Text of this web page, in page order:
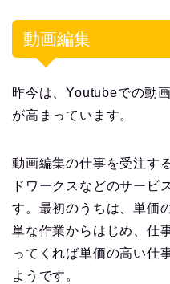
動画編集
昨今は、Youtubeでの動
が高まっています。
動画編集の仕事を受注す
ドワークスなどのサービ
す。最初のうちは、単価
単な作業からはじめ、仕
ってくれば単価の高い仕
ようです。